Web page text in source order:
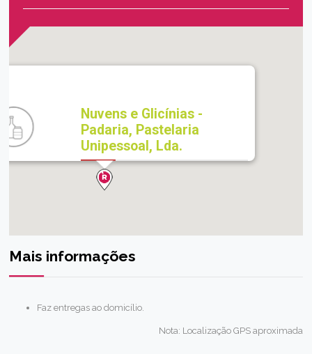
Nuvens e Glicínias -
Padaria, Pastelaria
Unipessoal, Lda.
Mais informações
Faz entregas ao domicílio.
Nota: Localização GPS aproximada